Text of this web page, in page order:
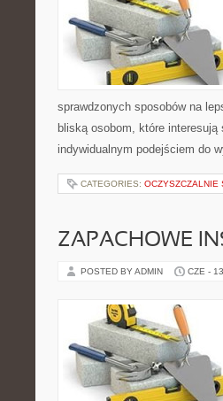
sprawdzonych sposobów na
bliską osobom, które
indywidualnym podejściem do
CATEGORIES: OCZYSZCZALNIE
ZAPACHOWE
POSTED BY ADMIN CZE -